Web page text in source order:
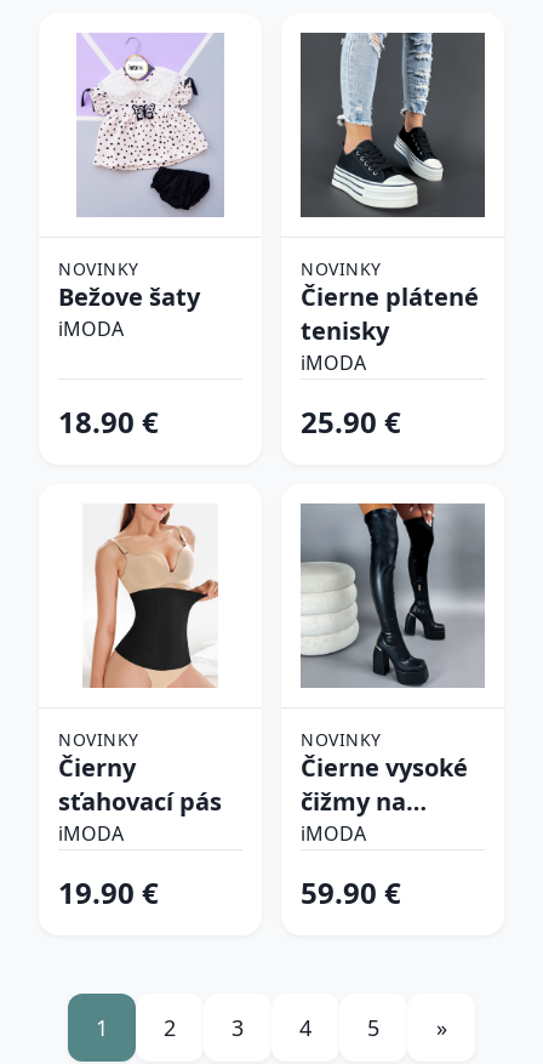
NOVINKY
Bežove šaty
iMODA
18.90 €
NOVINKY
Čierne plátené
tenisky
iMODA
25.90 €
NOVINKY
Čierny
sťahovací pás
iMODA
19.90 €
NOVINKY
Čierne vysoké
čižmy na
platforme
iMODA
59.90 €
1 2 3 4 5 »